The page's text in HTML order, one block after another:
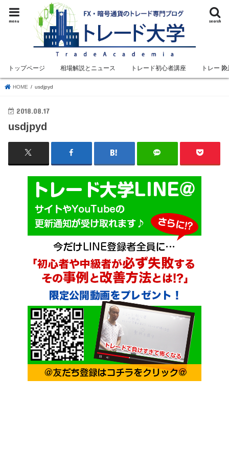
search
menu
トップページ 相場解説とニュース トレード初心者講座 トレード
HOME usdjpyd
2018.08.17
usdjpyd